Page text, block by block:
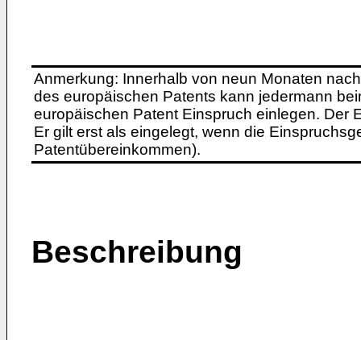
Anmerkung: Innerhalb von neun Monaten
des europäischen Patents kann jedermann
europäischen Patent Einspruch einlegen. Der
Er gilt erst als eingelegt, wenn die
Patentübereinkommen).
Beschreibung